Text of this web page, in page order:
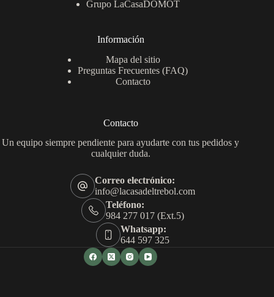
Grupo LaCasaDOMOT
Información
Mapa del sitio
Preguntas Frecuentes (FAQ)
Contacto
Contacto
Un equipo siempre pendiente para ayudarte con tus pedidos y
cualquier duda.
Correo electrónico:
info@lacasadeltrebol.com
Teléfono:
984 277 017 (Ext.5)
Whatsapp:
644 597 325